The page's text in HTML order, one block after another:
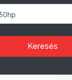
Keresés